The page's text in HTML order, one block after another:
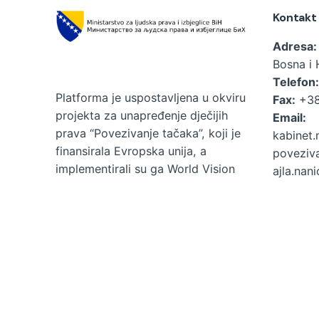
Platforma je uspostavljena u okviru
projekta za unapređenje dječijih
prava “Povezivanje tačaka”, koji je
finansirala Evropska unija, a
implementirali su ga World Vision
Kontakt
Adresa:
Bosna i
Telefon:
Fax:
Email: